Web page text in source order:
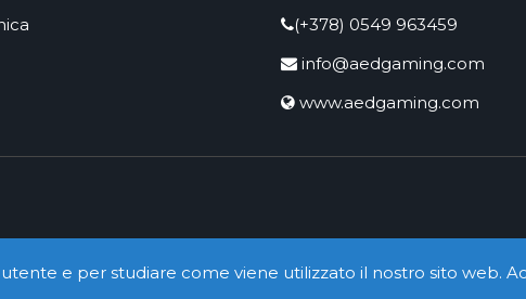
(+378) 0549 963459
info@aedgaming.com
www.aedgaming.com
e per studiare come viene utilizzato il nostro sito web.